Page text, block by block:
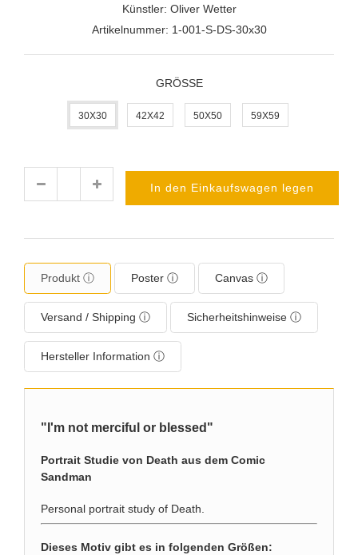
Künstler: Oliver Wetter
Artikelnummer: 1-001-S-DS-30x30
GRÖSSE
30X30 42X42 50X50 59X59
In den Einkaufswagen legen
Produkt ⓘ Poster ⓘ Canvas ⓘ
Versand / Shipping ⓘ Sicherheitshinweise ⓘ
Hersteller Information ⓘ
"I'm not merciful or blessed"
Portrait Studie von Death aus dem Comic
Sandman
Personal portrait study of Death.
Dieses Motiv gibt es in folgenden Größen: